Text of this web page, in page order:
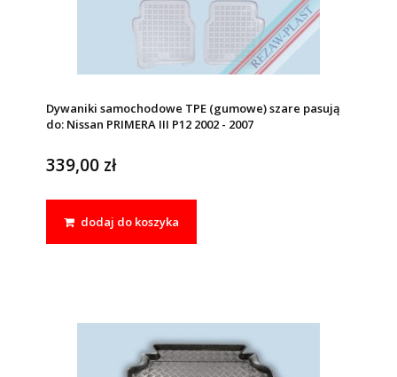
Dywaniki samochodowe TPE (gumowe) szare pasują
do: Nissan PRIMERA III P12 2002 - 2007
339,00 zł
dodaj do koszyka